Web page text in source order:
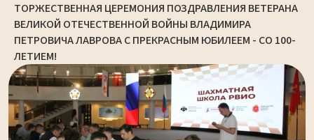
ТОРЖЕСТВЕННАЯ ЦЕРЕМОНИЯ ПОЗДРАВЛЕНИЯ ВЕТЕРАНА
ВЕЛИКОЙ ОТЕЧЕСТВЕННОЙ ВОЙНЫ ВЛАДИМИРА
ПЕТРОВИЧА ЛАВРОВА С ПРЕКРАСНЫМ ЮБИЛЕЕМ - СО 100-
ЛЕТИЕМ!